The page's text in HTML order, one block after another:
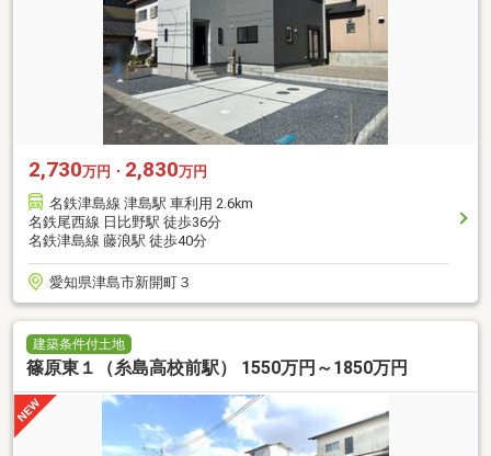
2,730万円・ 2,830万円
名鉄津島線 津島駅 車利用 2.6km
名鉄尾西線 日比野駅 徒歩36分
名鉄津島線 藤浪駅 徒歩40分
愛知県津島市新開町３
建築条件付土地
篠原東１（糸島高校前駅） 1550万円～1850万円